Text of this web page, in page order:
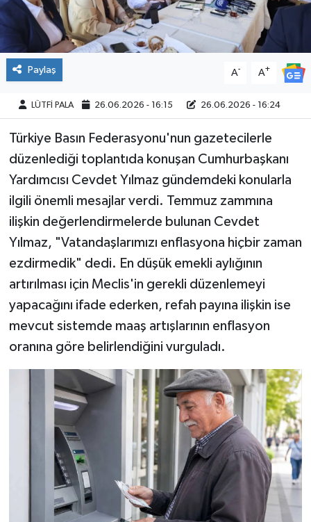
Paylaş A- A+
LÜTFİ PALA 26.06.2026 - 16:15 26.06.2026 - 16:24
Türkiye Basın Federasyonu'nun gazetecilerle
düzenlediği toplantıda konuşan Cumhurbaşkanı
Yardımcısı Cevdet Yılmaz gündemdeki konularla
ilgili önemli mesajlar verdi. Temmuz zammına
ilişkin değerlendirmelerde bulunan Cevdet
Yılmaz, "Vatandaşlarımızı enflasyona hiçbir zaman
ezdirmedik" dedi. En düşük emekli aylığının
artırılması için Meclis'in gerekli düzenlemeyi
yapacağını ifade ederken, refah payına ilişkin ise
mevcut sistemde maaş artışlarının enflasyon
oranına göre belirlendiğini vurguladı.